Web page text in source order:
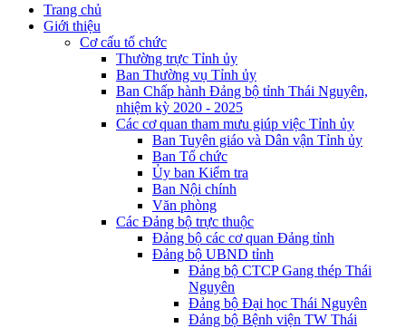
Trang chủ
Giới thiệu
Cơ cấu tổ chức
Thường trực Tỉnh ủy
Ban Thường vụ Tỉnh ủy
Ban Chấp hành Đảng bộ tỉnh Thái Nguyên,
nhiệm kỳ 2020 - 2025
Các cơ quan tham mưu giúp việc Tỉnh ủy
Ban Tuyên giáo và Dân vận Tỉnh ủy
Ban Tổ chức
Ủy ban Kiểm tra
Ban Nội chính
Văn phòng
Các Đảng bộ trực thuộc
Đảng bộ các cơ quan Đảng tỉnh
Đảng bộ UBND tỉnh
Đảng bộ CTCP Gang thép Thái
Nguyên
Đảng bộ Đại học Thái Nguyên
Đảng bộ Bệnh viện TW Thái